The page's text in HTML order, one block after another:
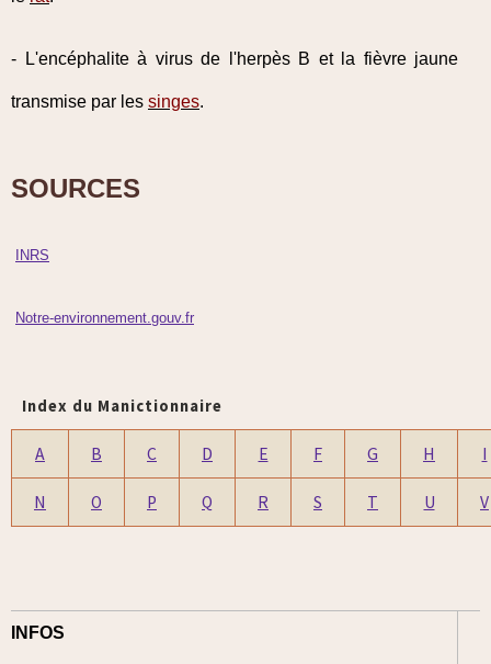
- L'encéphalite à virus de l'herpès B et la fièvre jaune
transmise par les singes.
SOURCES
INRS
Notre-environnement.gouv.fr
Index du Manictionnaire
A B C D E F G H I
N O P Q R S T U V
INFOS